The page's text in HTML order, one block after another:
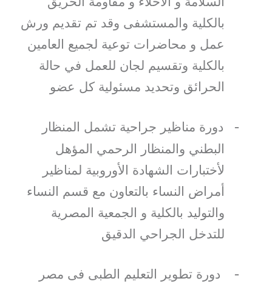
بالكلية والمستشفى وقد تم تقديم ورش
عمل و محاضرات توعية لجميع العامين
بالكلية وتقسيم لجان للعمل في حالة
الحرائق وتحديد مسئولية كل عضو
-
دورة مناظير جراحية تشمل المنظار
البطني والمنظار الرحمي المؤهل
لأختبارات الشهادة الأوروبية لمناظير
أمراض النساء بالتعاون مع قسم النساء
والتوليد بالكلية و الجمعية المصرية
للتدخل الجراحي الدقيق
-
دورة تطوير التعليم الطبى فى مصر